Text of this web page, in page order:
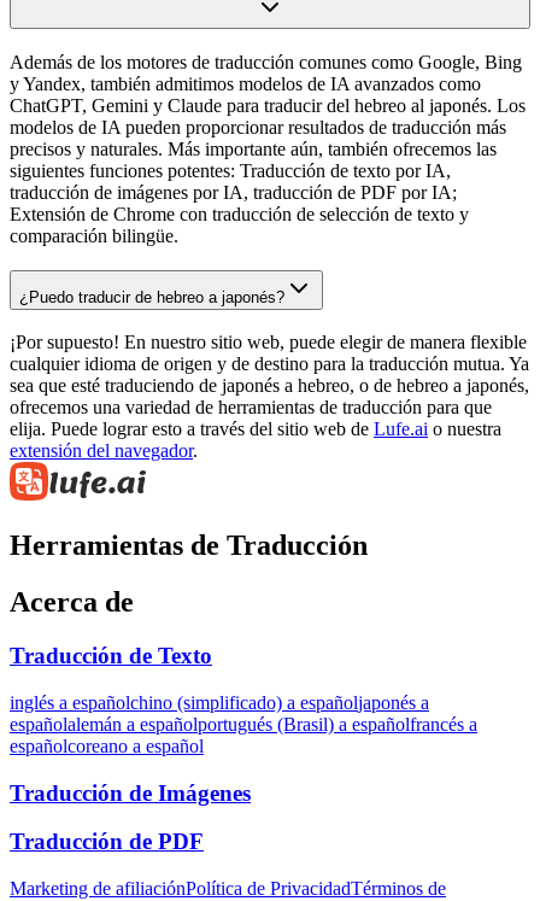
Además de los motores de traducción comunes como Google, Bing
y Yandex, también admitimos modelos de IA avanzados como
ChatGPT, Gemini y Claude para traducir del hebreo al japonés. Los
modelos de IA pueden proporcionar resultados de traducción más
precisos y naturales. Más importante aún, también ofrecemos las
siguientes funciones potentes: Traducción de texto por IA,
traducción de imágenes por IA, traducción de PDF por IA;
Extensión de Chrome con traducción de selección de texto y
comparación bilingüe.
¿Puedo traducir de hebreo a japonés?
¡Por supuesto! En nuestro sitio web, puede elegir de manera flexible
cualquier idioma de origen y de destino para la traducción mutua. Ya
sea que esté traduciendo de japonés a hebreo, o de hebreo a japonés,
ofrecemos una variedad de herramientas de traducción para que
elija. Puede lograr esto a través del sitio web de Lufe.ai o nuestra
extensión del navegador.
Herramientas de Traducción
Acerca de
Traducción de Texto
inglés a españolchino (simplificado) a españoljaponés a
españolalemán a españolportugués (Brasil) a españolfrancés a
españolcoreano a español
Traducción de Imágenes
Traducción de PDF
Marketing de afiliaciónPolítica de PrivacidadTérminos de